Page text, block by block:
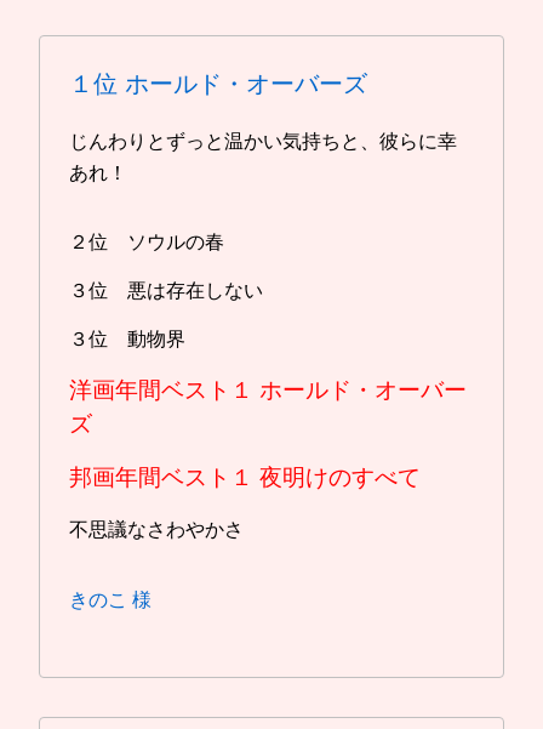
１位 ホールド・オーバーズ
じんわりとずっと温かい気持ちと、彼らに幸
あれ！
２位 ソウルの春
３位 悪は存在しない
３位 動物界
洋画年間ベスト１ ホールド・オーバー
ズ
邦画年間ベスト１ 夜明けのすべて
不思議なさわやかさ
きのこ 様